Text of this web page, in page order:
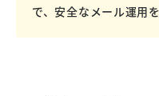
で、安全なメール運用